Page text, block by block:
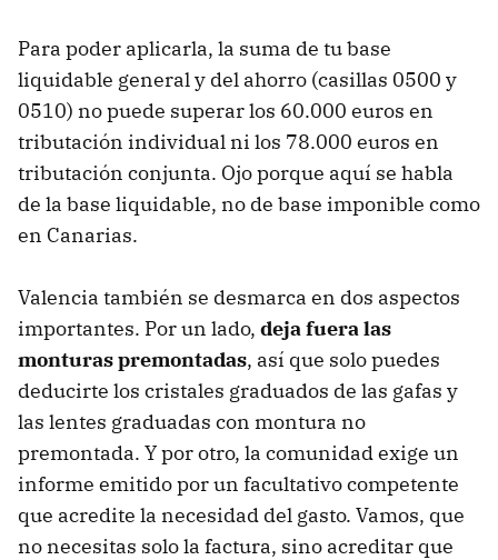
Para poder aplicarla, la suma de tu base
liquidable general y del ahorro (casillas 0500 y
0510) no puede superar los 60.000 euros en
tributación individual ni los 78.000 euros en
tributación conjunta. Ojo porque aquí se habla
de la base liquidable, no de base imponible como
en Canarias.
Valencia también se desmarca en dos aspectos
importantes. Por un lado, deja fuera las
monturas premontadas, así que solo puedes
deducirte los cristales graduados de las gafas y
las lentes graduadas con montura no
premontada. Y por otro, la comunidad exige un
informe emitido por un facultativo competente
que acredite la necesidad del gasto. Vamos, que
no necesitas solo la factura, sino acreditar que